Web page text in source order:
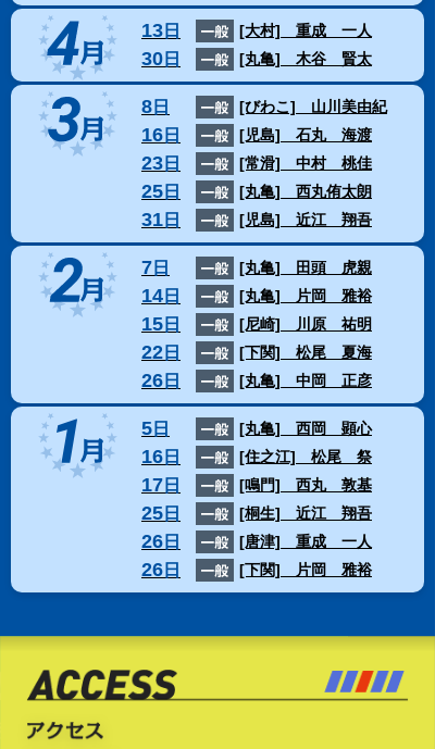
13日 [大村] 重成 一人
30日 [丸亀] 木谷 賢太
8日 [びわこ] 山川美由紀
16日 [児島] 石丸 海渡
23日 [常滑] 中村 桃佳
25日 [丸亀] 西丸侑太朗
31日 [児島] 近江 翔吾
7日 [丸亀] 田頭 虎親
14日 [丸亀] 片岡 雅裕
15日 [尼崎] 川原 祐明
22日 [下関] 松尾 夏海
26日 [丸亀] 中岡 正彦
5日 [丸亀] 西岡 顕心
16日 [住之江] 松尾 祭
17日 [鳴門] 西丸 敦基
25日 [桐生] 近江 翔吾
26日 [唐津] 重成 一人
26日 [下関] 片岡 雅裕